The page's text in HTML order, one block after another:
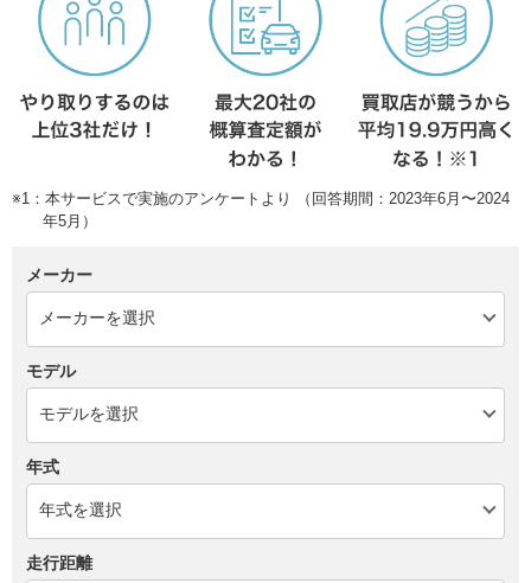
※1：本サービスで実施のアンケートより （回答期間：2023年6月〜2024
年5月）
メーカー
モデル
年式
走行距離